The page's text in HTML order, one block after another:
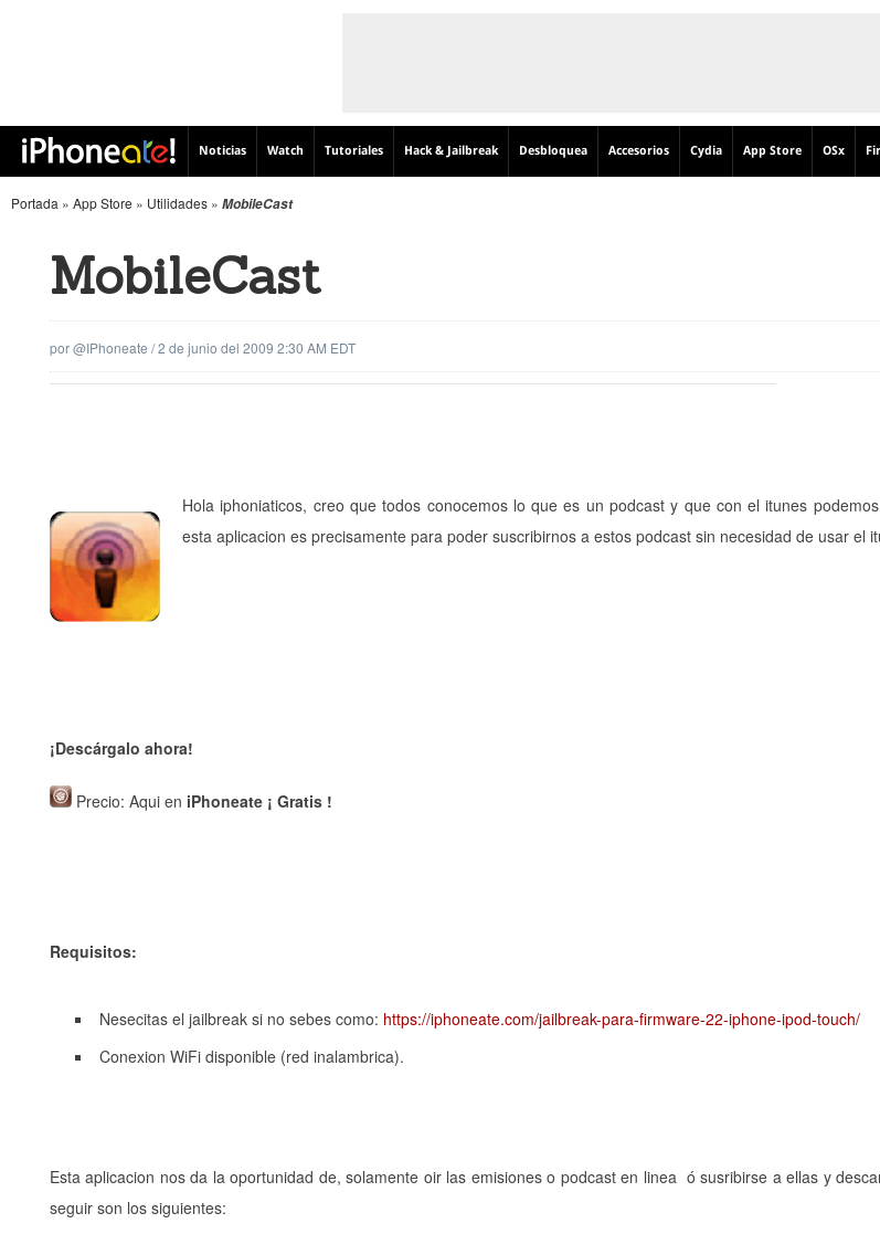
Noticias Watch Tutoriales Hack & Jailbreak Desbloquea Accesorios Cydia App Store OSx
Portada » App Store » Utilidades » MobileCast
MobileCast
por@iPhoneate /2 de junio del 2009 2:30 AM EDT
Hola iphoniaticos, creo que todos conocemos lo que es un podcast y que con el itunes
esta aplicacion es precisamente para poder suscribirnos a estos podcast sin necesidad de usar el
¡Descárgalo ahora!
Precio: Aqui en iPhoneate ¡ Gratis !
Requisitos:
Nesecitas el jailbreak si no sebes como: https://iphoneate.com/jailbreak-para-firmware-22-iphone-ipod-touch/
Conexion WiFi disponible (red inalambrica).
Esta aplicacion nos da la oportunidad de, solamente oir las emisiones o podcast en linea ó susribirse a ellas y
seguir son los siguientes: